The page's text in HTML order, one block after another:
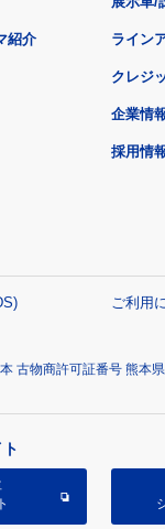
紹介 ライン
クレジ
企業情
採用情
ご利用
古物商許可証番号 熊本